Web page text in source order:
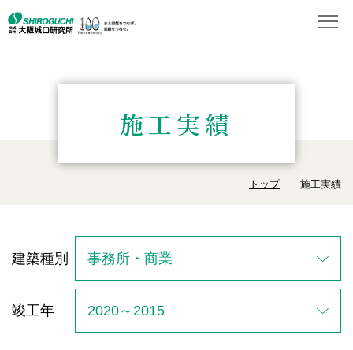
施工実績
トップ 施工実績
建築種別
竣工年